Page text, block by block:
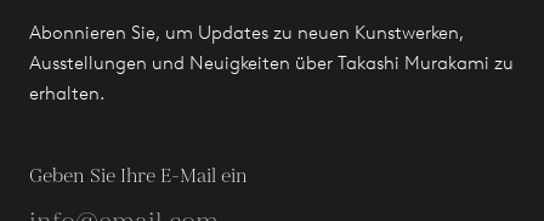
Abonnieren Sie, um Updates zu neuen Kunstwerken,
Ausstellungen und Neuigkeiten über Takashi Murakami zu
erhalten.
Geben Sie Ihre E-Mail ein